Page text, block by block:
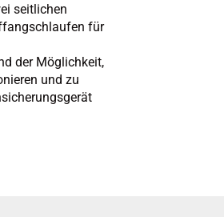
seitlichen
für
der Möglichkeit,
und zu